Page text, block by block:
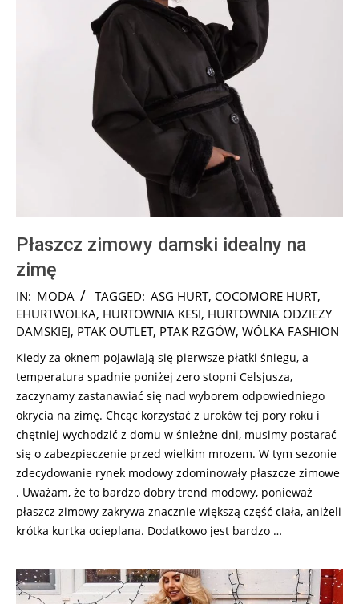
Płaszcz zimowy damski idealny na
zimę
2024-
12-
05
IN: MODA TAGGED: ASG HURT, COCOMORE HURT,
EHURTWOLKA, HURTOWNIA KESI, HURTOWNIA ODZIEZY
DAMSKIEJ, PTAK OUTLET, PTAK RZGÓW, WÓLKA FASHION
Kiedy za oknem pojawiają się pierwsze płatki śniegu, a
temperatura spadnie poniżej zero stopni Celsjusza,
zaczynamy zastanawiać się nad wyborem odpowiedniego
okrycia na zimę. Chcąc korzystać z uroków tej pory roku i
chętniej wychodzić z domu w śnieżne dni, musimy postarać
się o zabezpieczenie przed wielkim mrozem. W tym sezonie
zdecydowanie rynek modowy zdominowały płaszcze zimowe
. Uważam, że to bardzo dobry trend modowy, ponieważ
płaszcz zimowy zakrywa znacznie większą część ciała, aniżeli
krótka kurtka ocieplana. Dodatkowo jest bardzo …